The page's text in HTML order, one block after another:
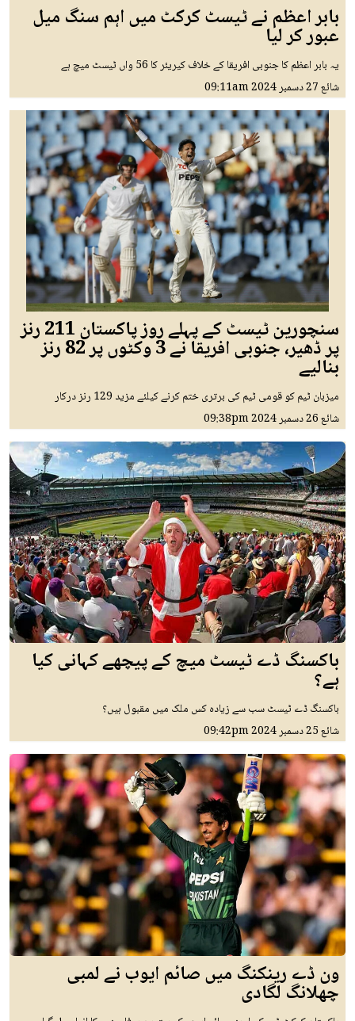
بابر اعظم نے ٹیسٹ کرکٹ میں اہم سنگ میل
عبور کر لیا
یہ بابر اعظم کا جنوبی افریقا کے خلاف کیریئر کا 56 واں ٹیسٹ میچ ہے
شائع27 دسمبر 2024 09:11am
سنچورین ٹیسٹ کے پہلے روز پاکستان 211 رنز
پر ڈھیر، جنوبی افریقا نے 3 وکٹوں پر 82 رنز
بنالیے
میزبان ٹیم کو قومی ٹیم کی برتری ختم کرنے کیلئے مزید 129 رنز درکار
شائع26 دسمبر 2024 09:38pm
باکسنگ ڈے ٹیسٹ میچ کے پیچھے کہانی کیا
ہے؟
باکسنگ ڈے ٹیسٹ سب سے زیادہ کس ملک میں مقبول ہیں؟
شائع25 دسمبر 2024 09:42pm
ون ڈے رینکنگ میں صائم ایوب نے لمبی
چھلانگ لگادی